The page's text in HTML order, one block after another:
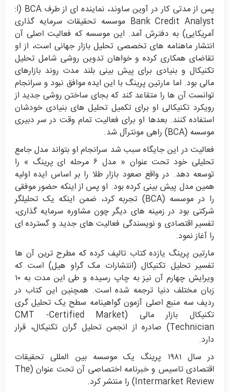
پس از مدتی کار در آوین ساوند، نماینده ای از طرف BCA (ا:
Bank Credit Analyst موسسه تحقیقات سرمایه گذاری
آمریکایی) به دفترش آمد. این موسسه که فعالیت اصلی آن
انتشار ماهنامه های تخصصی تحلیل بازار جهانی است، از او
تقاضای همکاری کرده و خواهان تدوین روشی شامل تحلیل
تکنیکال و بنیادی برای پیش بینی بلند مدت روند بازارهای
مالی بود. اما مارتین پرینگ با این ایده موافق نبود و سرانجام
توانست آن ها را متقاعد کند که بجای ساختن روشی جدید از
رویکرد تکنیکالی او برای تکمیل تحلیل های بنیادی خودشان
استفاده کنند. بعدها او برای فعالیت تمام وقت در سر دبیری
موسسه (BCA) راهی مونترآل شد.
فعالیت در این جایگاه سبب شد سرانجام او بتواند مدل جامع
تحلیلی خود تحت عنوان « مدل ۶ مرحله ای پرینگ » را
توسعه دهد. در واقع صعود بازار طلا را بر اساس ایده اولیه
همین مدل پیش بینی کرده بود. او پس از اینکه حضور موفقی
را در موسسه (BCA) تجربه کرد، ضمن اینکه یک تحلیلگر
شرکتی بود در زمینه های دیگر چون مشاوره سرمایه گذاری،
تفسیر اقتصادی و نویسندگی فعالیت های جدید و گسترده ای
را آغاز نمود.
مارتین پرینگ یازده کتاب تالیف کرده که مطرح ترین آن ها
تفسیر تحلیل تکنیکال (انتشارات مک گراو هیل) است که
ویرایش چهارم آن نیز به چاپ رسیده و طی این مدت به ۱۰
زبان مختلف دنیا ترجمه شده است. همچنین این کتاب در
ردیف سه منبع اصلی آزمون گواهینامه سطح یک تحلیل گری
تکنیکال بازار مالی (CMT -Certified Market
Technician) صادره از انجمن تحلیل گران تکنیکال، قرار
دارد.
در سال ۱۹۸۱ پرینگ یک موسسه بین المللی تحقیقات
اقتصادی تاسیس و خبرنامه اختصاصی آن تحت عنوان (The
Intermarket Review) را منتشر کرد.